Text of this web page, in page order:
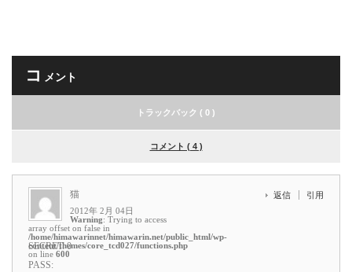
コ メント
トラックバック ( 0 )
コメント ( 4 )
猫
2012年 2月 04日
Warning: Trying to access
array offset on false in
/home/himawarinnet/himawarin.net/public_html/wp-
content/themes/core_tcd027/functions.php
on line 600
返信 引用
SECRET: 0
PASS: